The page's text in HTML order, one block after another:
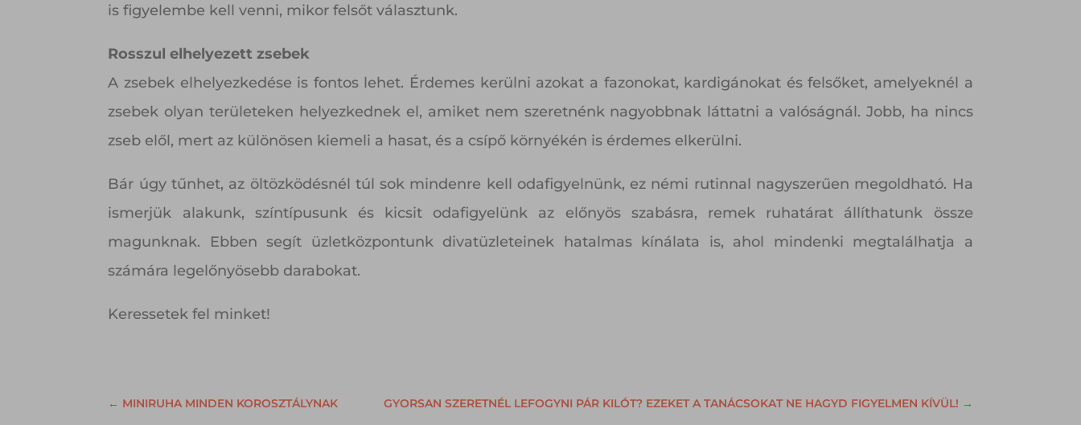
is figyelembe kell venni, mikor felsőt választunk.
Rosszul elhelyezett zsebek
A zsebek elhelyezkedése is fontos lehet. Érdemes kerülni azokat a fazonokat, kardigánokat és felsőket, amelyeknél a
zsebek olyan területeken helyezkednek el, amiket nem szeretnénk nagyobbnak láttatni a valóságnál. Jobb, ha nincs
zseb elől, mert az különösen kiemeli a hasat, és a csípő környékén is érdemes elkerülni.
Bár úgy tűnhet, az öltözködésnél túl sok mindenre kell odafigyelnünk, ez némi rutinnal nagyszerűen megoldható. Ha
ismerjük alakunk, színtípusunk és kicsit odafigyelünk az előnyös szabásra, remek ruhatárat állíthatunk össze
magunknak. Ebben segít üzletközpontunk divatüzleteinek hatalmas kínálata is, ahol mindenki megtalálhatja a
számára legelőnyösebb darabokat.
Keressetek fel minket!
← MINIRUHA MINDEN KOROSZTÁLYNAK GYORSAN SZERETNÉL LEFOGYNI PÁR KILÓT? EZEKET A TANÁCSOKAT NE HAGYD FIGYELMEN KÍVÜL! →